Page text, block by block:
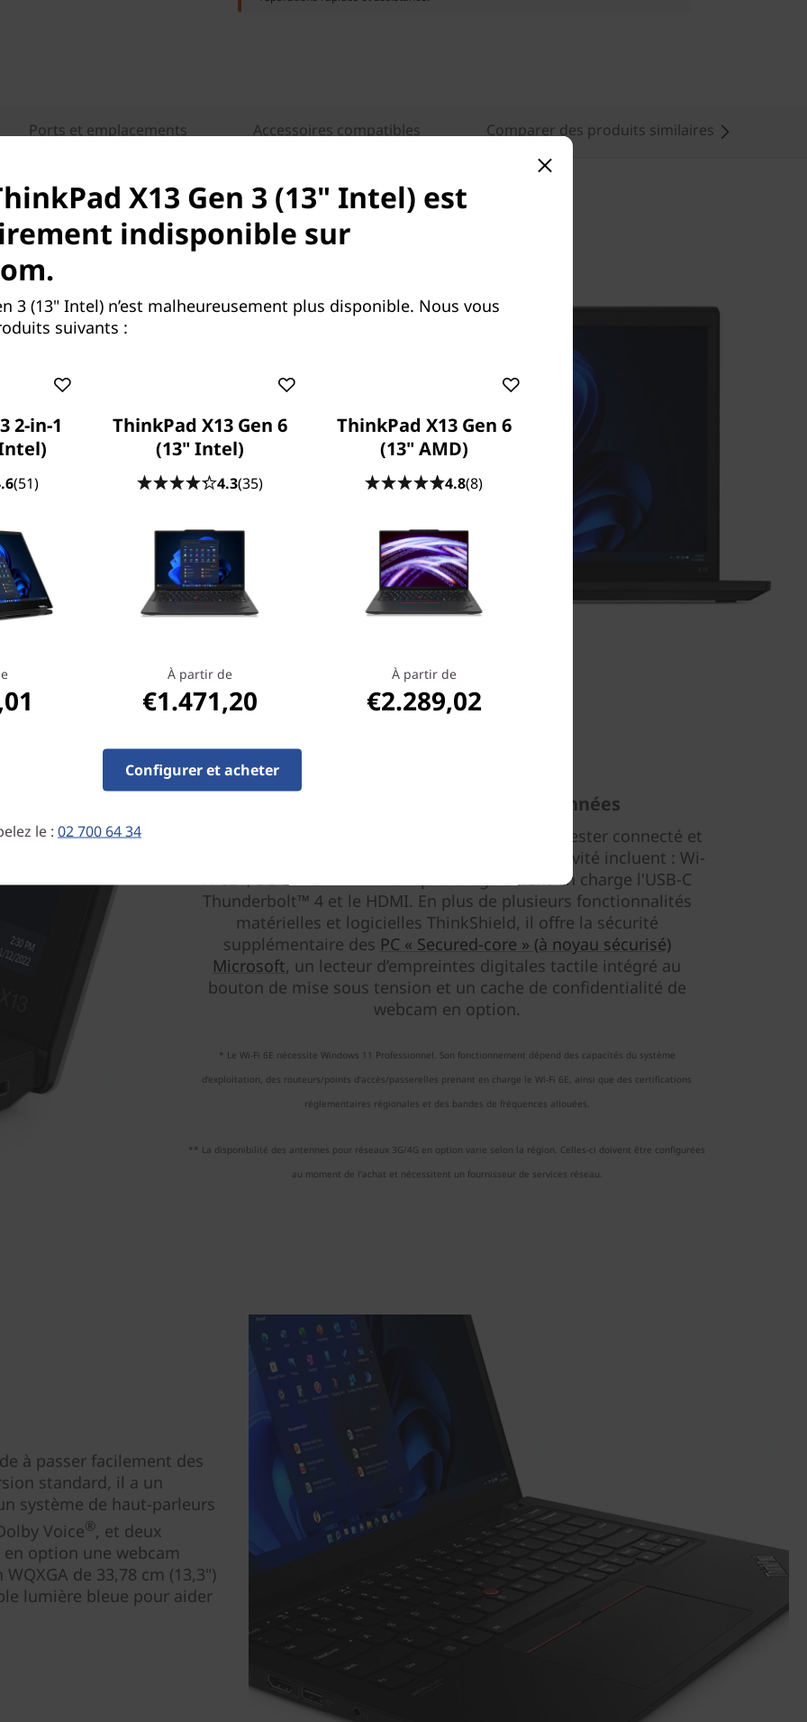
Ports et emplacements Accessoires compatibles Comparer des produits similaires
Intel
X13 Gen 3 vous permet de
jusqu’à Windows 11
intégré Intel
n’importe quelle tâche. Il
vous suivre partout
peut fonctionner toute la
à la maison.
Rester connecté, sécuriser les données
Le portable ThinkPad X13 Gen 3 vous permet de rester connecté et
de protéger vos données. Ses options de connectivité incluent : Wi-
Fi 6E*, 5G et 4G WWAN**. Il prend également en charge l'USB-C
Thunderbolt™ 4 et le HDMI. En plus de plusieurs fonctionnalités
matérielles et logicielles ThinkShield, il offre la sécurité
supplémentaire des PC « Secured-core » (à noyau sécurisé)
Microsoft, un lecteur d’empreintes digitales tactile intégré au
bouton de mise sous tension et un cache de confidentialité de
webcam en option.
* Le Wi-Fi 6E nécessite Windows 11 Professionnel. Son fonctionnement dépend des capacités du système
d’exploitation, des routeurs/points d’accès/passerelles prenant en charge le Wi-Fi 6E, ainsi que des certifications
réglementaires régionales et des bandes de fréquences allouées.
** La disponibilité des antennes pour réseaux 3G/4G en option varie selon la région. Celles-ci doivent être configurées
au moment de l’achat et nécessitent un fournisseur de services réseau.
à passer facilement des
standard, il a un
système de haut-parleurs
Voice®, et deux
option une webcam
de 33,78 cm (13,3")
lumière bleue pour aider
X13 Gen 3 (13" Intel) est
indisponible sur
3 (13" Intel) n’est malheureusement plus disponible. Nous vous
suivants :
2-in-1
(51)
ThinkPad X13 Gen 6
(13" Intel)
4.3(35)
À partir de
€1.471,20
ThinkPad X13 Gen 6
(13" AMD)
4.8(8)
À partir de
€2.289,02
Configurer et acheter
le : 02 700 64 34